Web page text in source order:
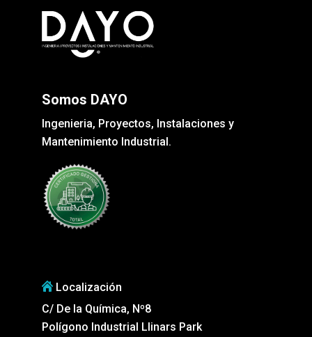
Somos DAYO
Ingenieria, Proyectos, Instalaciones y
Mantenimiento Industrial.
Localización
C/ De la Química, Nº8
Polígono Industrial Llinars Park